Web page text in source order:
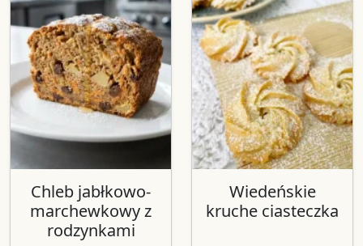
Chleb jabłkowo-
marchewkowy z
rodzynkami
Wiedeńskie
kruche ciasteczka